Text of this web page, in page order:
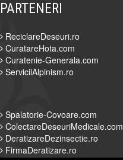
PARTENERI
ReciclareDeseuri.ro
CuratareHota.com
Curatenie-Generala.com
ServiciiAlpinism.ro
Spalatorie-Covoare.com
ColectareDeseuriMedicale.com
DeratizareDezinsectie.ro
FirmaDeratizare.ro